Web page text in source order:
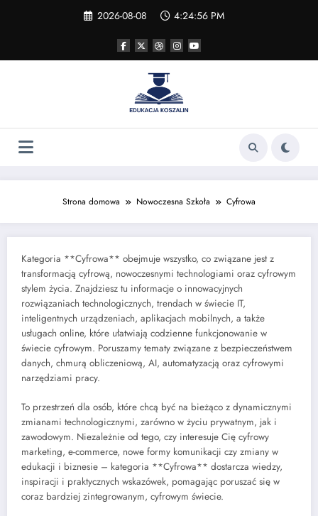
2026-08-08 4:24:57 PM
Strona domowa Nowoczesna Szkoła Cyfrowa
Kategoria **Cyfrowa** obejmuje wszystko, co związane jest z
transformacją cyfrową, nowoczesnymi technologiami oraz cyfrowym
stylem życia. Znajdziesz tu informacje o innowacyjnych
rozwiązaniach technologicznych, trendach w świecie IT,
inteligentnych urządzeniach, aplikacjach mobilnych, a także
usługach online, które ułatwiają codzienne funkcjonowanie w
świecie cyfrowym. Poruszamy tematy związane z bezpieczeństwem
danych, chmurą obliczeniową, AI, automatyzacją oraz cyfrowymi
narzędziami pracy.
To przestrzeń dla osób, które chcą być na bieżąco z dynamicznymi
zmianami technologicznymi, zarówno w życiu prywatnym, jak i
zawodowym. Niezależnie od tego, czy interesuje Cię cyfrowy
marketing, e-commerce, nowe formy komunikacji czy zmiany w
edukacji i biznesie – kategoria **Cyfrowa** dostarcza wiedzy,
inspiracji i praktycznych wskazówek, pomagając poruszać się w
coraz bardziej zintegrowanym, cyfrowym świecie.